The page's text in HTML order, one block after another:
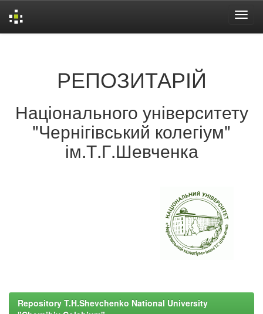
РЕПОЗИТАРІЙ
Національного університету
"Чернігівський колегіум"
ім.Т.Г.Шевченка
Repository T.H.Shevchenko National University